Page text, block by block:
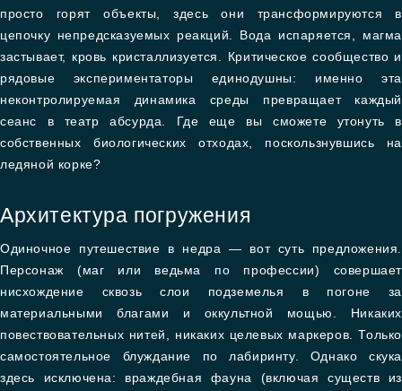
просто горят объекты, здесь они трансформируются в
цепочку непредсказуемых реакций. Вода испаряется, магма
застывает, кровь кристаллизуется. Критическое сообщество и
рядовые экспериментаторы единодушны: именно эта
неконтролируемая динамика среды превращает каждый
сеанс в театр абсурда. Где еще вы сможете утонуть в
собственных биологических отходах, поскользнувшись на
ледяной корке?
Архитектура погружения
Одиночное путешествие в недра — вот суть предложения.
Персонаж (маг или ведьма по профессии) совершает
нисхождение сквозь слои подземелья в погоне за
материальными благами и оккультной мощью. Никаких
повествовательных нитей, никаких целевых маркеров. Только
самостоятельное блуждание по лабиринту. Однако скука
здесь исключена: враждебная фауна (включая существ из